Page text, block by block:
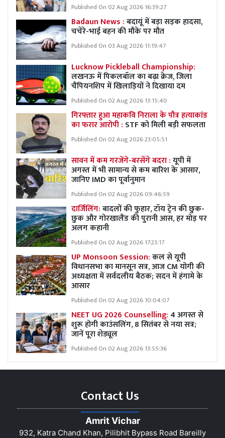
Published On 02 Aug 2026 16:39:27
Badaun News :बदायूं में बड़ा सड़क हादसा,
चचेरे-भाई बहन की मौके पर मौत
Published On 03 Aug 2026 11:19:47
Lucknow Pickleball Championship:
लखनऊ में पिकलबॉल का बढ़ा क्रेज, जिला
चैंपियनशिप में खिलाड़ियों ने दिखाया दम
Published On 02 Aug 2026 13:15:40
गिरफ्तार हुआ महाकवि निराला के पौत्र हत्याकांड
का फरार आरोपी : STF को मिली बड़ी सफलता
Published On 02 Aug 2026 23:05:51
सावन में कम गरजेंगे-बरसेंगे बदरा :यूपी में
अगस्त में भी सामान्य से कम बारिश के आसार,
जानिए IMD का पूर्वानुमान
Published On 02 Aug 2026 09:46:59
दार्जिलिंग:बादलों की फुहार, टॉय ट्रेन की छुक-
छुक और गोरखालैंड की पुरानी आस, हर मोड़ पर
अलग कहानी
Published On 02 Aug 2026 17:23:17
UP Monsoon Session:कल से यूपी
विधानसभा का मानसून सत्र, आज CM योगी की
अध्यक्षता में सर्वदलीय बैठक; सदन में हंगामे के
आसार
Published On 02 Aug 2026 10:04:07
NEET UG 2026 Counselling: 4 अगस्त से
शुरू होगी काउंसलिंग, 8 सितंबर से नया सत्र;
जानें पूरा शेड्यूल
Published On 02 Aug 2026 13:55:36
Contact Us
Amrit Vichar
932, Katra Chand Khan, Pilibhit Bypass Road Bareilly